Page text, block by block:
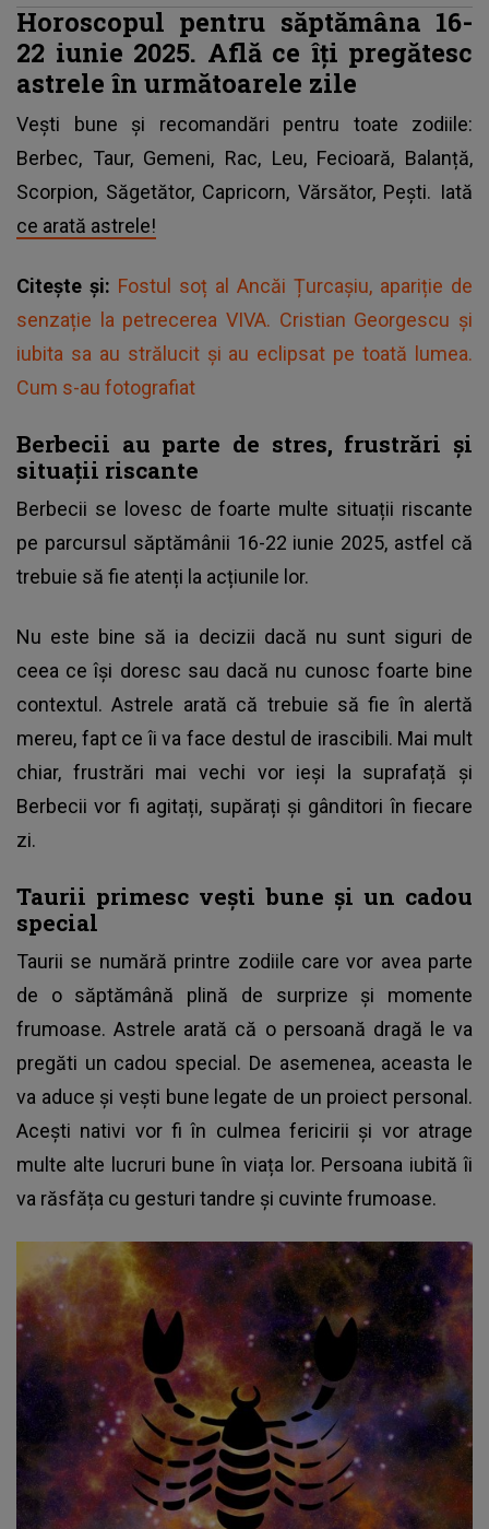
Horoscopul pentru săptămâna 16-
22 iunie 2025. Află ce îți pregătesc
astrele în următoarele zile
Vești bune și recomandări pentru toate zodiile:
Berbec, Taur, Gemeni, Rac, Leu, Fecioară, Balanță,
Scorpion, Săgetător, Capricorn, Vărsător, Pești. Iată
ce arată astrele!
Citește și: Fostul soț al Ancăi Țurcașiu, apariție de
senzație la petrecerea VIVA. Cristian Georgescu și
iubita sa au strălucit și au eclipsat pe toată lumea.
Cum s-au fotografiat
Berbecii au parte de stres, frustrări și
situații riscante
Berbecii se lovesc de foarte multe situații riscante
pe parcursul săptămânii 16-22 iunie 2025, astfel că
trebuie să fie atenți la acțiunile lor.
Nu este bine să ia decizii dacă nu sunt siguri de
ceea ce își doresc sau dacă nu cunosc foarte bine
contextul. Astrele arată că trebuie să fie în alertă
mereu, fapt ce îi va face destul de irascibili. Mai mult
chiar, frustrări mai vechi vor ieși la suprafață și
Berbecii vor fi agitați, supărați și gânditori în fiecare
zi.
Taurii primesc vești bune și un cadou
special
Taurii se numără printre zodiile care vor avea parte
de o săptămână plină de surprize și momente
frumoase. Astrele arată că o persoană dragă le va
pregăti un cadou special. De asemenea, aceasta le
va aduce și vești bune legate de un proiect personal.
Acești nativi vor fi în culmea fericirii și vor atrage
multe alte lucruri bune în viața lor. Persoana iubită îi
va răsfăța cu gesturi tandre și cuvinte frumoase.